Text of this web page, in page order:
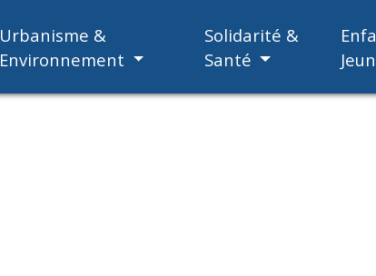
Urbanisme &
Environnement
Solidarité &
Santé